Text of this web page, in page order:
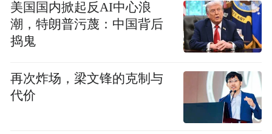
美国国内掀起反AI中心浪
潮，特朗普污蔑：中国背后
捣鬼
再次炸场，梁文锋的克制与
代价